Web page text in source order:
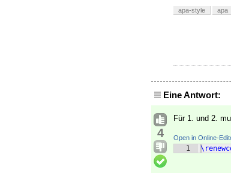
apa-style apa
Eine Antwort:
4
Für 1. und 2.
Open in Online-
1